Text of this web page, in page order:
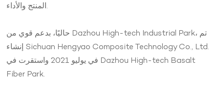
المنتج والأداء.
حاليًا، بدعم قوي من Dazhou High-tech Industrial Park، تم
إنشاء Sichuan Hengyao Composite Technology Co., Ltd.
في يوليو 2021 واستقرت في Dazhou High-tech Basalt
Fiber Park.